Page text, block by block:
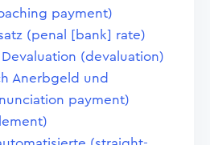
payment)
(penal [bank] rate)
(devaluation)
Anerbgeld und
payment)